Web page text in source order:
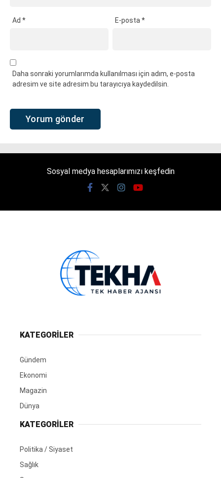
Ad * E-posta*
Daha sonraki yorumlarımda kullanılması için adım, e-posta
adresim ve site adresim bu tarayıcıya kaydedilsin.
Sosyal medya hesaplarımızı keşfedin
KATEGORİLER
Gündem
Ekonomi
Magazin
Dünya
KATEGORİLER
Politika / Siyaset
Sağlık